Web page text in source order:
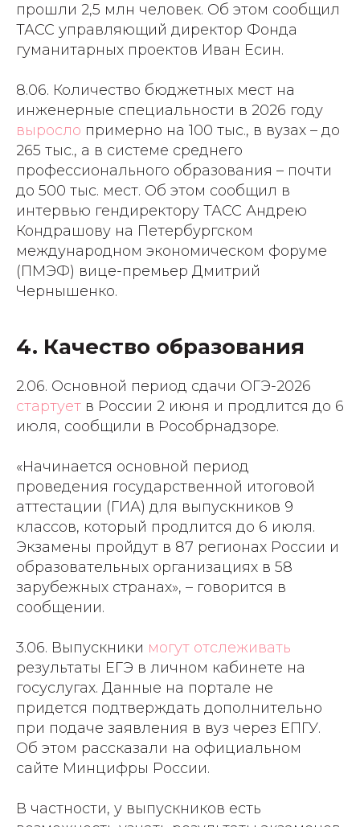
прошли 2,5 млн человек. Об этом сообщил
ТАСС управляющий директор Фонда
гуманитарных проектов Иван Есин.
8.06. Количество бюджетных мест на
инженерные специальности в 2026 году
выросло примерно на 100 тыс., в вузах – до
265 тыс., а в системе среднего
профессионального образования – почти
до 500 тыс. мест. Об этом сообщил в
интервью гендиректору ТАСС Андрею
Кондрашову на Петербургском
международном экономическом форуме
(ПМЭФ) вице-премьер Дмитрий
Чернышенко.
4. Качество образования
2.06. Основной период сдачи ОГЭ-2026
стартует в России 2 июня и продлится до 6
июля, сообщили в Рособрнадзоре.
«Начинается основной период
проведения государственной итоговой
аттестации (ГИА) для выпускников 9
классов, который продлится до 6 июля.
Экзамены пройдут в 87 регионах России и
образовательных организациях в 58
зарубежных странах», – говорится в
сообщении.
3.06. Выпускники могут отслеживать
результаты ЕГЭ в личном кабинете на
госуслугах. Данные на портале не
придется подтверждать дополнительно
при подаче заявления в вуз через ЕПГУ.
Об этом рассказали на официальном
сайте Минцифры России.
В частности, у выпускников есть